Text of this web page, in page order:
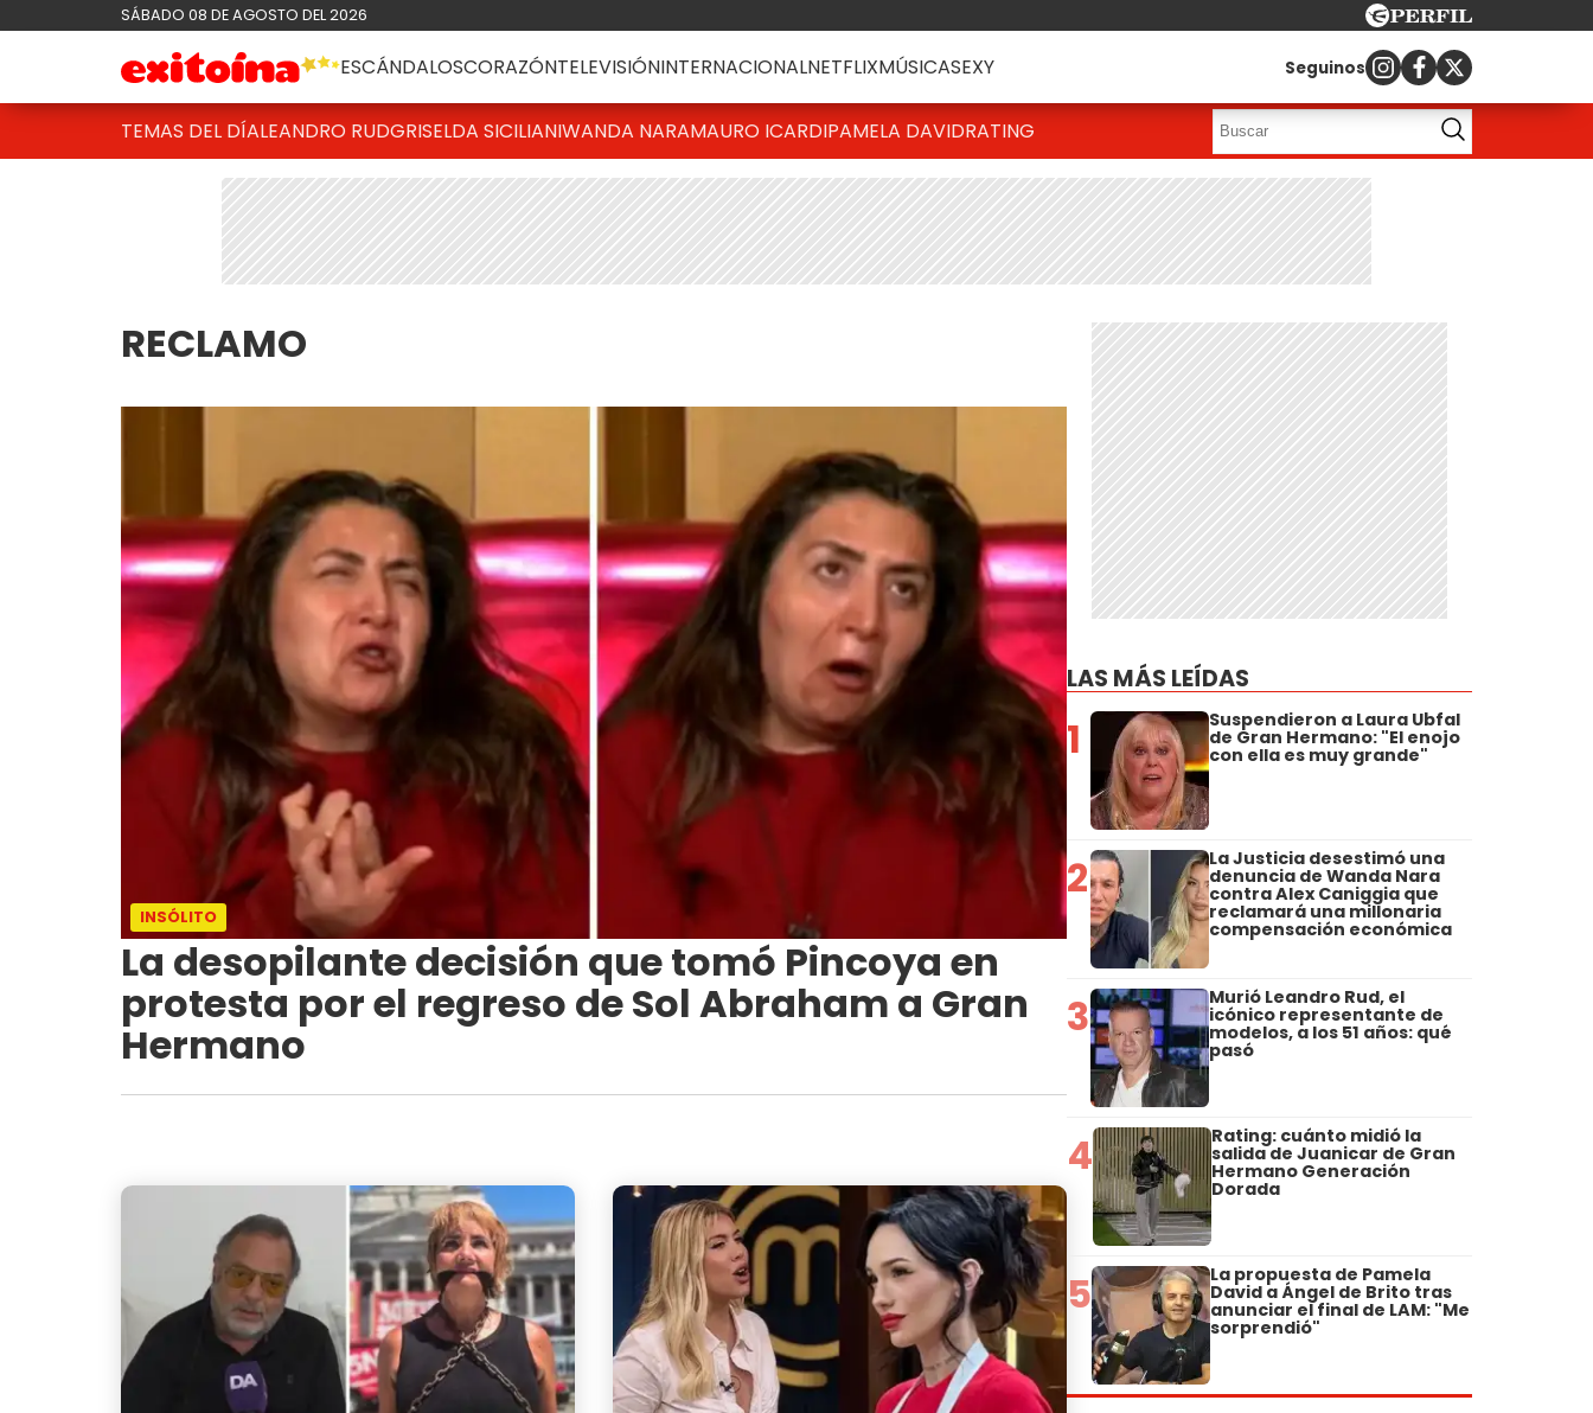
SÁBADO 08 DE AGOSTO DEL 2026
ESCÁNDALOSCORAZÓNTELEVISIÓNINTERNACIONALNETFLIXMÚSICASEXY Seguinos
TEMAS DEL DÍALEANDRO RUDGRISELDA SICILIANIWANDA NARAMAURO ICARDIPAMELA DAVIDRATING
RECLAMO
INSÓLITO
La desopilante decisión que tomó Pincoya en
protesta por el regreso de Sol Abraham a Gran
Hermano
LAS MÁS LEÍDAS
1 Suspendieron a Laura Ubfal
de Gran Hermano: "El enojo
con ella es muy grande"
2 La Justicia desestimó una
denuncia de Wanda Nara
contra Alex Caniggia que
reclamará una millonaria
compensación económica
3 Murió Leandro Rud, el
icónico representante de
modelos, a los 51 años: qué
pasó
4 Rating: cuánto midió la
salida de Juanicar de Gran
Hermano Generación
Dorada
5 La propuesta de Pamela
David a Ángel de Brito tras
anunciar el final de LAM: "Me
sorprendió"